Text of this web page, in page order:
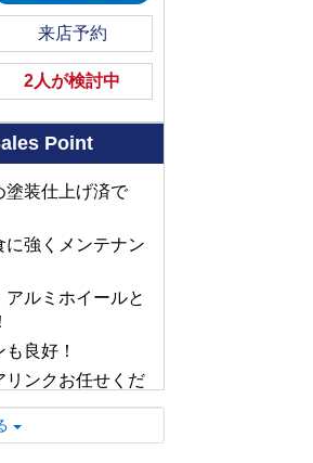
来店予約
2人が検討中
Point
塗装仕上げ済で
強くメンテナン
ルミホイールと
良好！
リンクお任せくだ
よ！
べ大歓迎！ご来